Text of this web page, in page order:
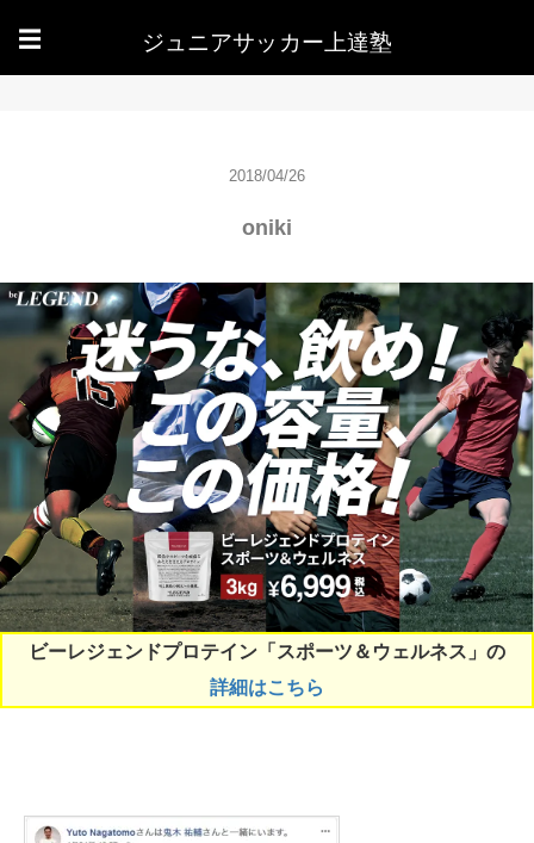
☰ ジュニアサッカー上達塾
2018/04/26
oniki
ビーレジェンドプロテイン「スポーツ＆ウェルネス」の
詳細はこちら